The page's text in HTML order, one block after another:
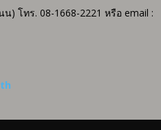
โทร. 08-1668-2221 หรือ email :